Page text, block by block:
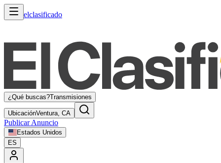
elclasificado
¿Qué buscas?Transmisiones
UbicaciónVentura, CA
Publicar Anuncio
Estados Unidos
ES